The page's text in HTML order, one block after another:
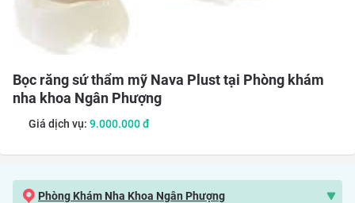
Bọc răng sứ thẩm mỹ Nava Plust tại Phòng khám
nha khoa Ngân Phượng
Giá dịch vụ: 9.000.000đ
Phòng Khám Nha Khoa Ngân Phượng